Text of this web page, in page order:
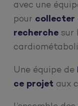
avec une
pour collecter
recherche sur
Une équipe de
ce projet aux